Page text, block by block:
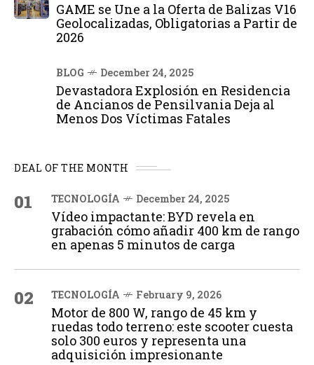
GAME se Une a la Oferta de Balizas V16
Geolocalizadas, Obligatorias a Partir de
2026
BLOG December 24, 2025
Devastadora Explosión en Residencia
de Ancianos de Pensilvania Deja al
Menos Dos Víctimas Fatales
DEAL OF THE MONTH
01 TECNOLOGÍA December 24, 2025
Vídeo impactante: BYD revela en
grabación cómo añadir 400 km de rango
en apenas 5 minutos de carga
02 TECNOLOGÍA February 9, 2026
Motor de 800 W, rango de 45 km y
ruedas todo terreno: este scooter cuesta
solo 300 euros y representa una
adquisición impresionante